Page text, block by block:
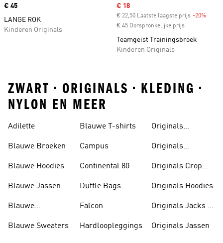
Price
€ 45
LANGE ROK
Kinderen Originals
Sale price
€ 18
€ 22,50 Laatste laagste prijs -20%
€ 45 Oorspronkelijke prijs
Teamgeist Trainingsbroek
Kinderen Originals
ZWART • ORIGINALS • KLEDING •
NYLON EN MEER
Adilette
Blauwe Broeken
Blauwe Hoodies
Blauwe Jassen
Blauwe
Blauwe Sweaters
Blauwe T-shirts
Campus
Continental 80
Duffle Bags
Falcon
Hardloopleggings
Originals
Originals
Originals Crop
Originals Hoodies
Originals Jacks &
Originals Jassen